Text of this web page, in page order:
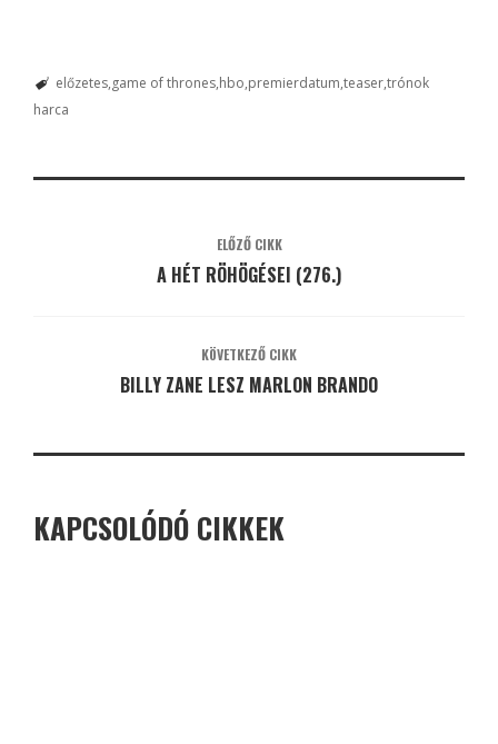
előzetes game of thrones hbo premierdatum teasertrónok
harca
ELŐZŐ CIKK
A HÉT RÖHÖGÉSEI (276.)
KÖVETKEZŐ CIKK
BILLY ZANE LESZ MARLON BRANDO
KAPCSOLÓDÓ CIKKEK